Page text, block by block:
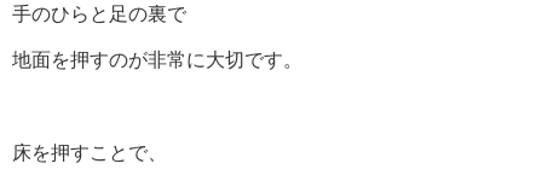
手のひらと足の裏で
地面を押すのが非常に大切です。
床を押すことで、